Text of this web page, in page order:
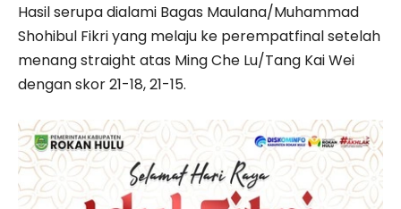
Hasil serupa dialami Bagas Maulana/Muhammad
Shohibul Fikri yang melaju ke perempatfinal setelah
menang straight atas Ming Che Lu/Tang Kai Wei
dengan skor 21-18, 21-15.